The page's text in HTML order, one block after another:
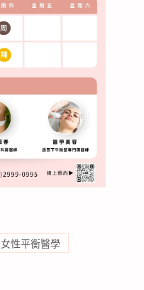
女性平衡醫學